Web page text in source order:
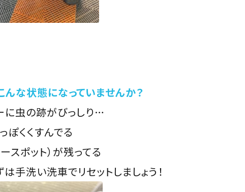
んな状態になっていませんか？
に虫の跡がびっしり…
ぽくくすんでる
スポット）が残ってる
手洗い洗車でリセットしましょう！